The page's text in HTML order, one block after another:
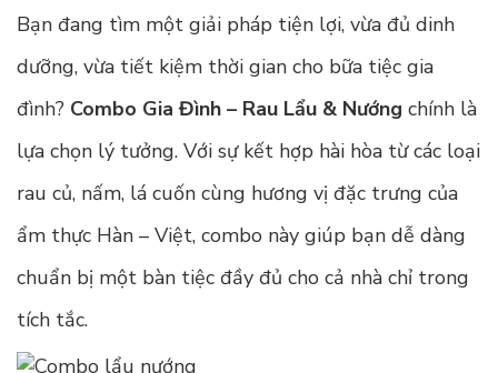
Bạn đang tìm một giải pháp tiện lợi, vừa đủ dinh
dưỡng, vừa tiết kiệm thời gian cho bữa tiệc gia
đình? Combo Gia Đình – Rau Lẩu & Nướng chính là
lựa chọn lý tưởng. Với sự kết hợp hài hòa từ các loại
rau củ, nấm, lá cuốn cùng hương vị đặc trưng của
ẩm thực Hàn – Việt, combo này giúp bạn dễ dàng
chuẩn bị một bàn tiệc đầy đủ cho cả nhà chỉ trong
tích tắc.